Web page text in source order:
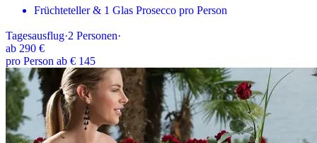
Früchteteller & 1 Glas Prosecco pro Person
Tagesausflug·2 Personen·
ab 290 €
pro Person ab € 145